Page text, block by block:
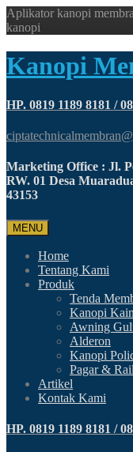
Aplikator kanopi
kanopi
Kanopi
HP. 0819 1189 8181 /
Marketing Office : Jl.
RW. 01 Desa
43153
MENU
Home
Tentang Kami
Produk
Tenda
Kanopi Kain
Awning
Alderon
Kanopi
Pagar &
Artikel
Kontak Kami
HP. 0819 1189 8181 /